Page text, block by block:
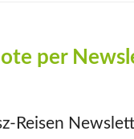
per
Reisen